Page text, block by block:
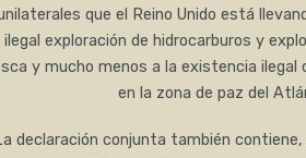
que el Reino Unido está
ilegal exploración de hidrocarburos y
y mucho menos a la existencia ilegal
en la zona de paz del
declaración conjunta también